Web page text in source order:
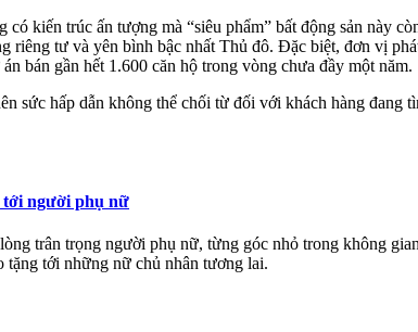
kiến trúc ấn tượng mà “siêu phẩm” bất động sản này
tư và yên bình bậc nhất Thủ đô. Đặc biệt, đơn vị
bán gần hết 1.600 căn hộ trong vòng chưa đầy một năm.
sức hấp dẫn không thể chối từ đối với khách hàng
tới người phụ nữ
trân trọng người phụ nữ, từng góc nhỏ trong không
tặng tới những nữ chủ nhân tương lai.